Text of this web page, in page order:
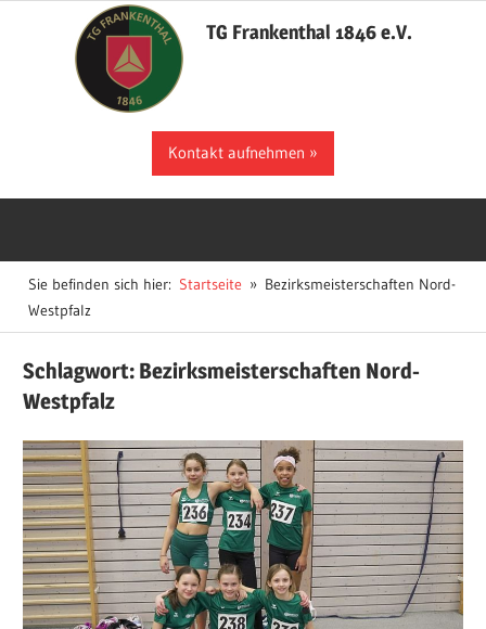
TG Frankenthal 1846 e.V.
Kontakt aufnehmen
Sie befinden sich hier: Startseite
Bezirksmeisterschaften Nord-
Westpfalz
Schlagwort: Bezirksmeisterschaften Nord-
Westpfalz